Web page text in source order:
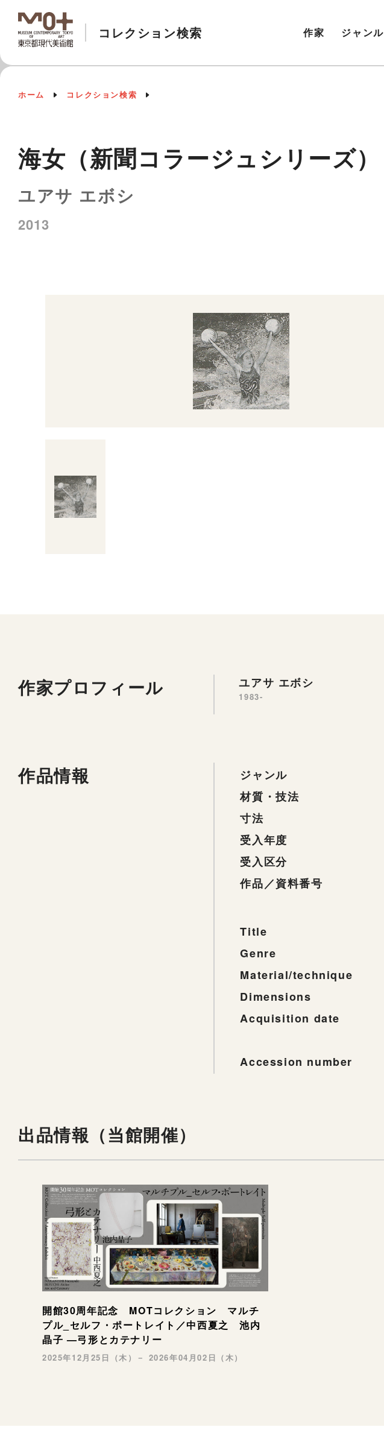
コレクション検索 作家 ジャンル
ホーム コレクション検索
海女（新聞コラージュシリーズ）
ユアサ エボシ
2013
作家プロフィール ユアサ エボシ
1983-
作品情報 ジャンル
材質・技法
寸法
受入年度
受入区分
作品／資料番号
Title
Genre
Material/technique
Dimensions
Acquisition date
Accession number
出品情報（当館開催）
開館30周年記念 MOTコレクション マルチ
プル_セルフ・ポートレイト／中西夏之 池内
晶子 —弓形とカテナリー
2025年12月25日（木）－ 2026年04月02日（木）